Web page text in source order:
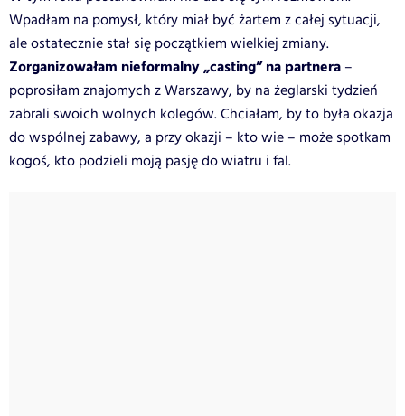
Wpadłam na pomysł, który miał być żartem z całej sytuacji,
ale ostatecznie stał się początkiem wielkiej zmiany.
Zorganizowałam nieformalny „casting” na partnera –
poprosiłam znajomych z Warszawy, by na żeglarski tydzień
zabrali swoich wolnych kolegów. Chciałam, by to była okazja
do wspólnej zabawy, a przy okazji – kto wie – może spotkam
kogoś, kto podzieli moją pasję do wiatru i fal.